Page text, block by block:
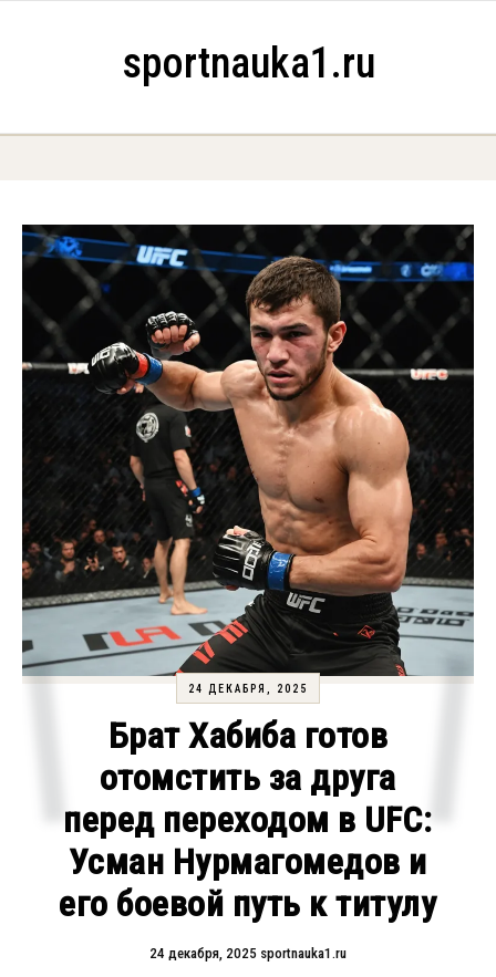
sportnauka1.ru
24 ДЕКАБРЯ, 2025
Брат Хабиба готов
отомстить за друга
перед переходом в UFC:
Усман Нурмагомедов и
его боевой путь к титулу
24 декабря, 2025 sportnauka1.ru